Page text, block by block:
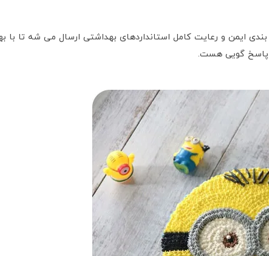
ایمن و رعایت کامل استانداردهای بهداشتی ارسال می شه تا با
پاسخ گویی هست.